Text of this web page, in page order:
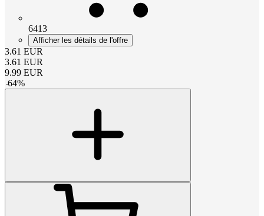
6413
Afficher les détails de l'offre
3.61 EUR
3.61 EUR
9.99 EUR
-64%